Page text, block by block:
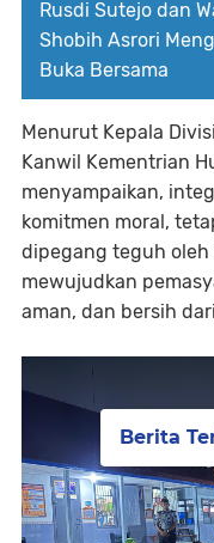
Rusdi Sutejo dan
Shobih Asrori
Buka Bersama
Menurut Kepala
Kanwil Kementrian
menyampaikan,
komitmen moral,
dipegang teguh
mewujudkan
aman, dan bersih
Berita